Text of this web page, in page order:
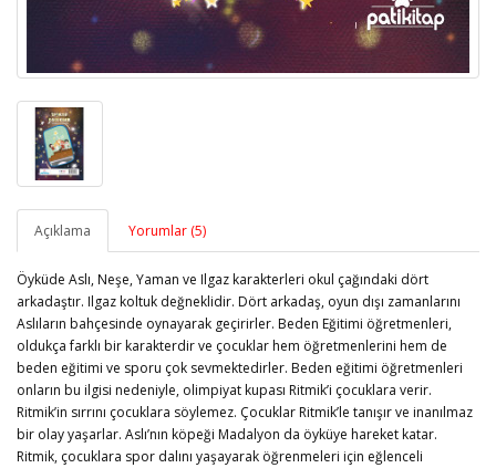
Açıklama Yorumlar (5)
Öyküde Aslı, Neşe, Yaman ve Ilgaz karakterleri okul çağındaki dört
arkadaştır. Ilgaz koltuk değneklidir. Dört arkadaş, oyun dışı zamanlarını
Aslıların bahçesinde oynayarak geçirirler. Beden Eğitimi öğretmenleri,
oldukça farklı bir karakterdir ve çocuklar hem öğretmenlerini hem de
beden eğitimi ve sporu çok sevmektedirler. Beden eğitimi öğretmenleri
onların bu ilgisi nedeniyle, olimpiyat kupası Ritmik’i çocuklara verir.
Ritmik’in sırrını çocuklara söylemez. Çocuklar Ritmik’le tanışır ve inanılmaz
bir olay yaşarlar. Aslı’nın köpeği Madalyon da öyküye hareket katar.
Ritmik, çocuklara spor dalını yaşayarak öğrenmeleri için eğlenceli